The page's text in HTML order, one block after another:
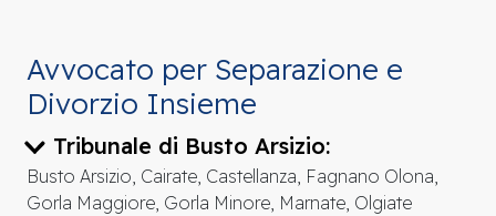
Avvocato per Separazione e
Divorzio Insieme
Tribunale di Busto Arsizio:
Busto Arsizio, Cairate, Castellanza, Fagnano Olona,
Gorla Maggiore, Gorla Minore, Marnate, Olgiate